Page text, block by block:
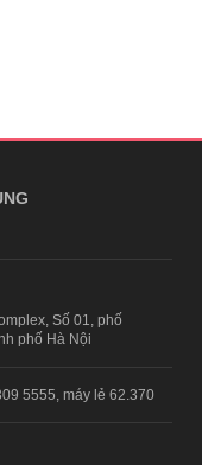
Số 01, phố
phố Hà Nội
5555, máy lẻ 62.370